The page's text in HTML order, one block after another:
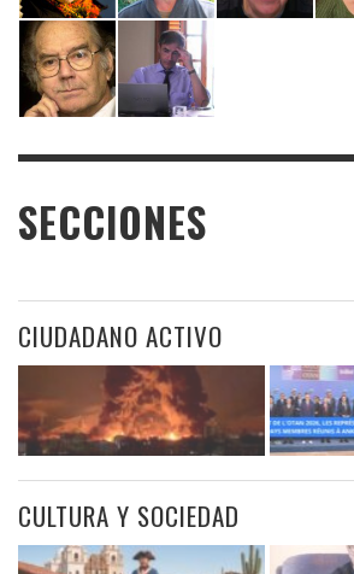
SECCIONES
CIUDADANO ACTIVO
CULTURA Y SOCIEDAD